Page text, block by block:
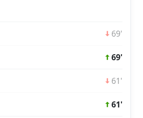
69'
69'
61'
61'